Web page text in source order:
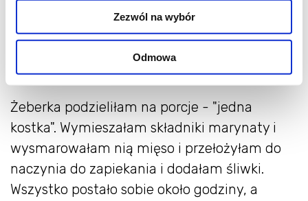
Zezwól na wybór
Odmowa
3 łyżki miodu
2 łyżki sosu sojowego
2 łyżki chutneya z mango
Żeberka podzieliłam na porcje - "jedna
kostka". Wymieszałam składniki marynaty i
wysmarowałam nią mięso i przełożyłam do
naczynia do zapiekania i dodałam śliwki.
Wszystko postało sobie około godziny, a